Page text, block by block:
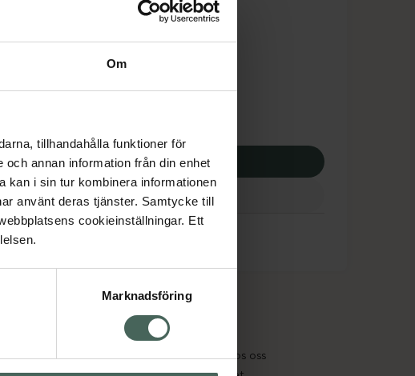
Om
tillhandahålla funktioner för
annan information från din enhet
kan i sin tur kombinera informationen
använt deras tjänster. Samtycke till
cookieinställningar. Ett
Marknadsföring
Pris med recept
Högkostnadsskyddet gäller
kr
Köp via ditt recept
Om recept och läkemedel
Jobba hos oss